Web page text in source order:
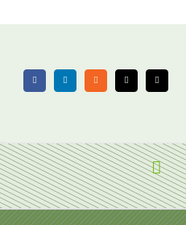
FacebookLinkedIn Rss X Email